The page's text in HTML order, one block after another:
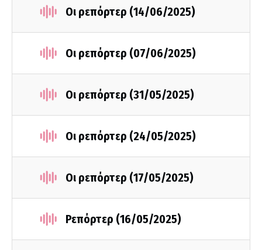
Οι ρεπόρτερ (14/06/2025)
Οι ρεπόρτερ (07/06/2025)
Οι ρεπόρτερ (31/05/2025)
Οι ρεπόρτερ (24/05/2025)
Οι ρεπόρτερ (17/05/2025)
Ρεπόρτερ (16/05/2025)